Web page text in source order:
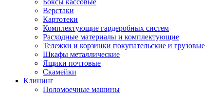
Верстаки
Картотеки
Комплектующие гардеробных систем
Расходные материалы и комплектующие
Тележки и корзинки покупательские и грузовые
Шкафы металлические
Ящики почтовые
Скамейки
Клининг
Поломоечные машины